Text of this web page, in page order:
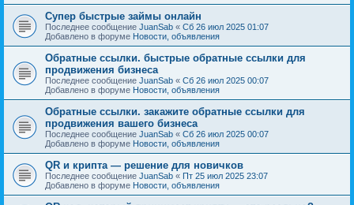
Супер быстрые займы онлайн
Последнее сообщение JuanSab « Сб 26 июл 2025 01:07
Добавлено в форуме Новости, объявления
Обратные ссылки. быстрые обратные ссылки для
продвижения бизнеса
Последнее сообщение JuanSab « Сб 26 июл 2025 00:07
Добавлено в форуме Новости, объявления
Обратные ссылки. закажите обратные ссылки для
продвижения вашего бизнеса
Последнее сообщение JuanSab « Сб 26 июл 2025 00:07
Добавлено в форуме Новости, объявления
QR и крипта — решение для новичков
Последнее сообщение JuanSab « Пт 25 июл 2025 23:07
Добавлено в форуме Новости, объявления